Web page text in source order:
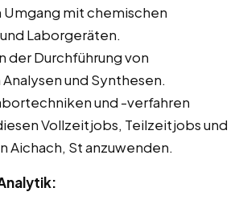
Umgang mit chemischen
Laborgeräten.
der Durchführung von
und Synthesen.
und -verfahren
Vollzeitjobs, Teilzeitjobs und
Aichach, St anzuwenden.